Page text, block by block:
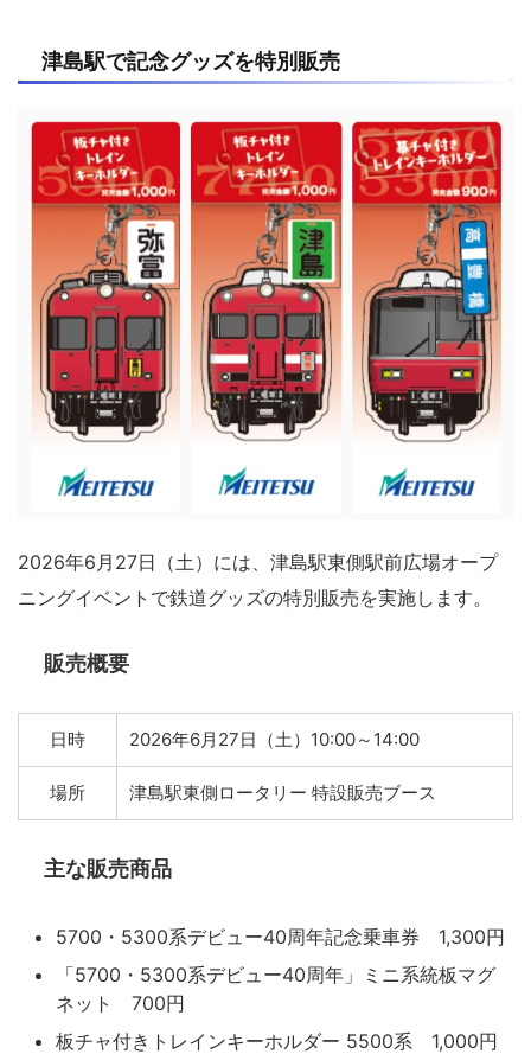
津島駅で記念グッズを特別販売
2026年6月27日（土）には、津島駅東側駅前広場オープ
ニングイベントで鉄道グッズの特別販売を実施します。
販売概要
日時 2026年6月27日（土）10:00～14:00
場所 津島駅東側ロータリー 特設販売ブース
主な販売商品
5700・5300系デビュー40周年記念乗車券 1,300円
「5700・5300系デビュー40周年」ミニ系統板マグ
ネット 700円
板チャ付きトレインキーホルダー 5500系 1,000円